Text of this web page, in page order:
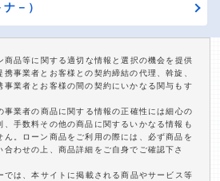
－）
品等に関する適切な情報と選択の機会を提供
事業者とお客様との契約締結の代理、斡旋、
事業者とお客様の間の契約にいかなる関与もす
業者の商品に関する情報の正確性には細心の
、手数料その他の商品に関するいかなる情報も
ん。ローン商品をご利用の際には、必ず商品を
わせの上、商品詳細をご自身でご確認下さ
は、本サイトに掲載される商品やサービス等